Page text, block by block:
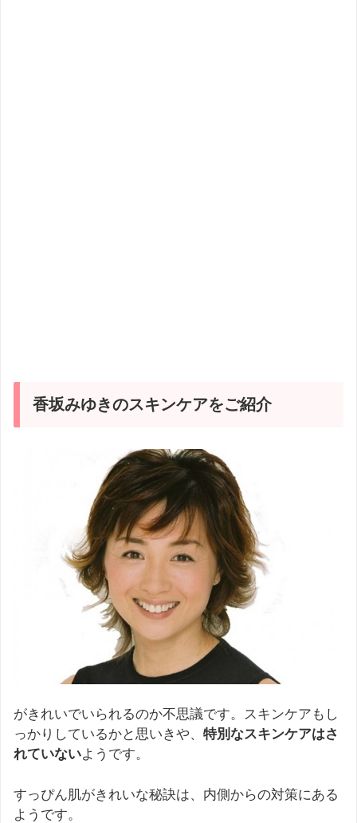
香坂みゆきのスキンケアをご紹介
がきれいでいられるのか不思議です。スキンケアもし
っかりしているかと思いきや、 特別なスキンケアはさ
れていないようです。
すっぴん肌がきれいな秘訣は、内側からの対策にある
ようです。